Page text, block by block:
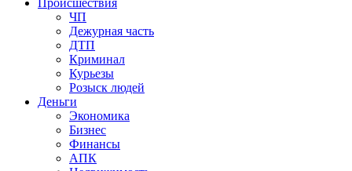
Происшествия
ЧП
Дежурная часть
ДТП
Криминал
Курьезы
Розыск людей
Деньги
Экономика
Бизнес
Финансы
АПК